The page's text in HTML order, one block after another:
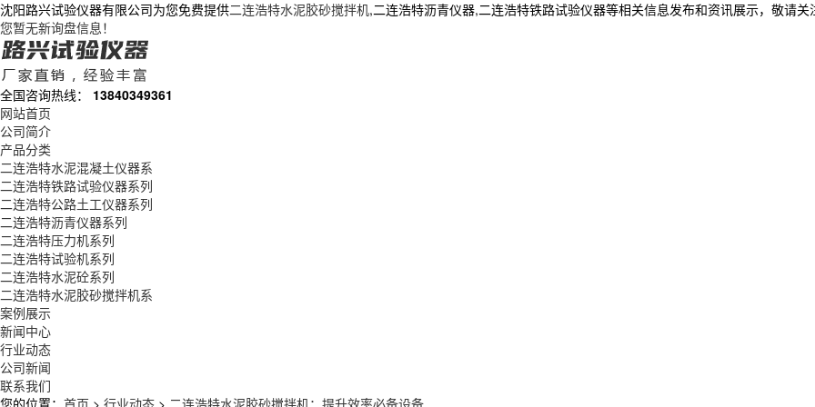
沈阳路兴试验仪器有限公司为您免费提供二连浩特水泥胶砂搅拌机,二连浩特沥青仪器,二连浩特铁路试验仪器等相关信息发布和资讯展示，敬请关
您暂无新询盘信息！
全国咨询热线：
13840349361
网站首页
公司简介
产品分类
二连浩特水泥混凝土仪器系
二连浩特铁路试验仪器系列
二连浩特公路土工仪器系列
二连浩特沥青仪器系列
二连浩特压力机系列
二连浩特试验机系列
二连浩特水泥砼系列
二连浩特水泥胶砂搅拌机系
案例展示
新闻中心
行业动态
公司新闻
联系我们
您的位置： 首页 > 行业动态 > 二连浩特水泥胶砂搅拌机：提升效率必备设备